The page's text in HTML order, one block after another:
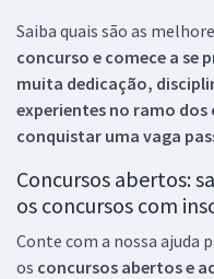
Saiba quais são as
concurso e comece a se
muita dedicação,
experientes no ramo dos
conquistar uma vaga
Concursos abertos:
os concursos com
Conte com a nossa ajuda
os concursos abertos e